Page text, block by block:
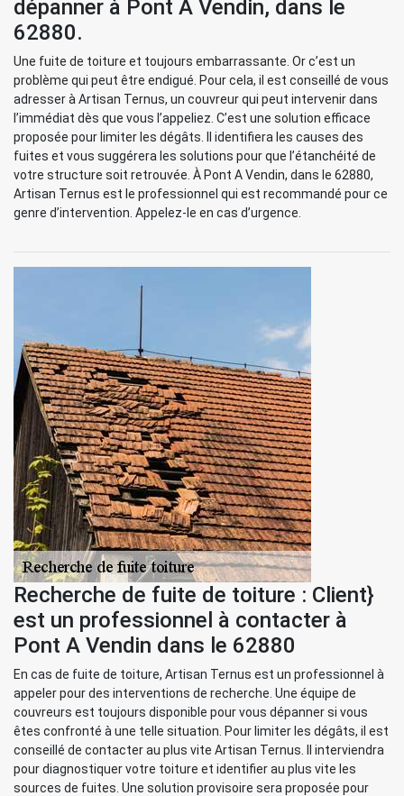
dépanner à Pont A Vendin, dans le
62880.
Une fuite de toiture et toujours embarrassante. Or c’est un
problème qui peut être endigué. Pour cela, il est conseillé de vous
adresser à Artisan Ternus, un couvreur qui peut intervenir dans
l’immédiat dès que vous l’appeliez. C’est une solution efficace
proposée pour limiter les dégâts. Il identifiera les causes des
fuites et vous suggérera les solutions pour que l’étanchéité de
votre structure soit retrouvée. À Pont A Vendin, dans le 62880,
Artisan Ternus est le professionnel qui est recommandé pour ce
genre d’intervention. Appelez-le en cas d’urgence.
Recherche de fuite de toiture : Client}
est un professionnel à contacter à
Pont A Vendin dans le 62880
En cas de fuite de toiture, Artisan Ternus est un professionnel à
appeler pour des interventions de recherche. Une équipe de
couvreurs est toujours disponible pour vous dépanner si vous
êtes confronté à une telle situation. Pour limiter les dégâts, il est
conseillé de contacter au plus vite Artisan Ternus. Il interviendra
pour diagnostiquer votre toiture et identifier au plus vite les
sources de fuites. Une solution provisoire sera proposée pour